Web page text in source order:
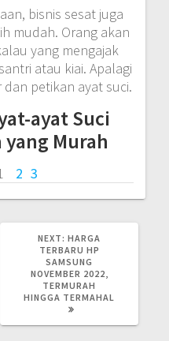
bisnis sesat juga
mudah. Orang akan
yang mengajak
atau kiai. Apalagi
petikan ayat suci.
ayat Suci
yang Murah
Page
,Page
2 ,Page
3
NEXT: NEXT
POST:
HARGA
TERBARU HP
SAMSUNG
NOVEMBER 2022,
TERMURAH
HINGGA TERMAHAL